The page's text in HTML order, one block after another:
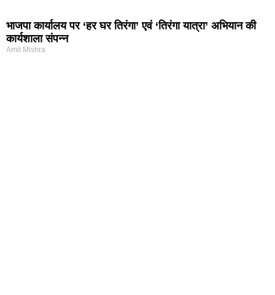
भाजपा कार्यालय पर ‘हर घर तिरंगा’ एवं ‘तिरंगा यात्रा’ अभियान की
कार्यशाला संपन्न
Amit Mishra